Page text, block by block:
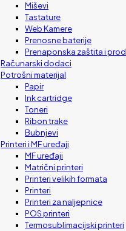
Miševi
Tastature
Web Kamere
Prenosne baterije
Prenaponska zaštita i
Računarski dodaci
Potrošni materijal
Papir
Ink cartridge
Toneri
Ribon trake
Bubnjevi
Printeri i MF uređaji
MF uređaji
Matrični printeri
Printeri velikih formata
Printeri
Printeri za naljepnice
POS printeri
Termosublimacijski printeri